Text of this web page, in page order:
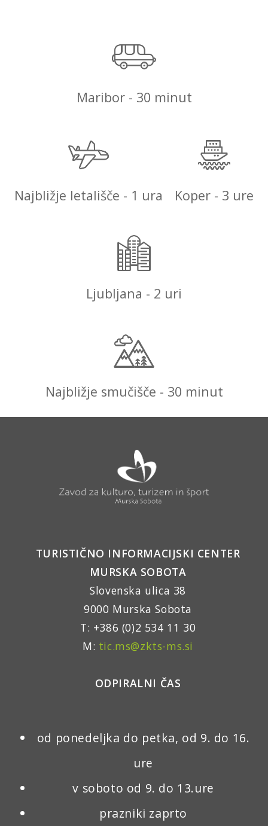
Maribor - 30 minut
Najbližje letališče - 1 ura Koper - 3 ure
Ljubljana - 2 uri
Najbližje smučišče - 30 minut
TURISTIČNO INFORMACIJSKI CENTER
MURSKA SOBOTA
Slovenska ulica 38
9000 Murska Sobota
T: +386 (0)2 534 11 30
M: tic.ms@zkts-ms.si
ODPIRALNI ČAS
od ponedeljka do petka, od 9. do 16.
ure
v soboto od 9. do 13.ure
prazniki zaprto